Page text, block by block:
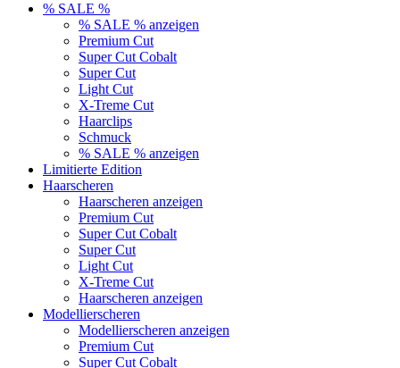
% SALE %
% SALE % anzeigen
Premium Cut
Super Cut Cobalt
Super Cut
Light Cut
X-Treme Cut
Haarclips
Schmuck
% SALE % anzeigen
Limitierte Edition
Haarscheren
Haarscheren anzeigen
Premium Cut
Super Cut Cobalt
Super Cut
Light Cut
X-Treme Cut
Haarscheren anzeigen
Modellierscheren
Modellierscheren anzeigen
Premium Cut
Super Cut Cobalt